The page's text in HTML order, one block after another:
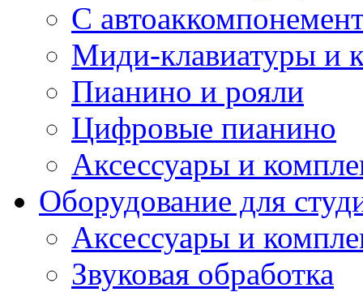
С
Миди-клавиатуры и
Пианино и рояли
Цифровые пианино
Аксессуары и
Оборудование для
Аксессуары и
Звуковая обработка